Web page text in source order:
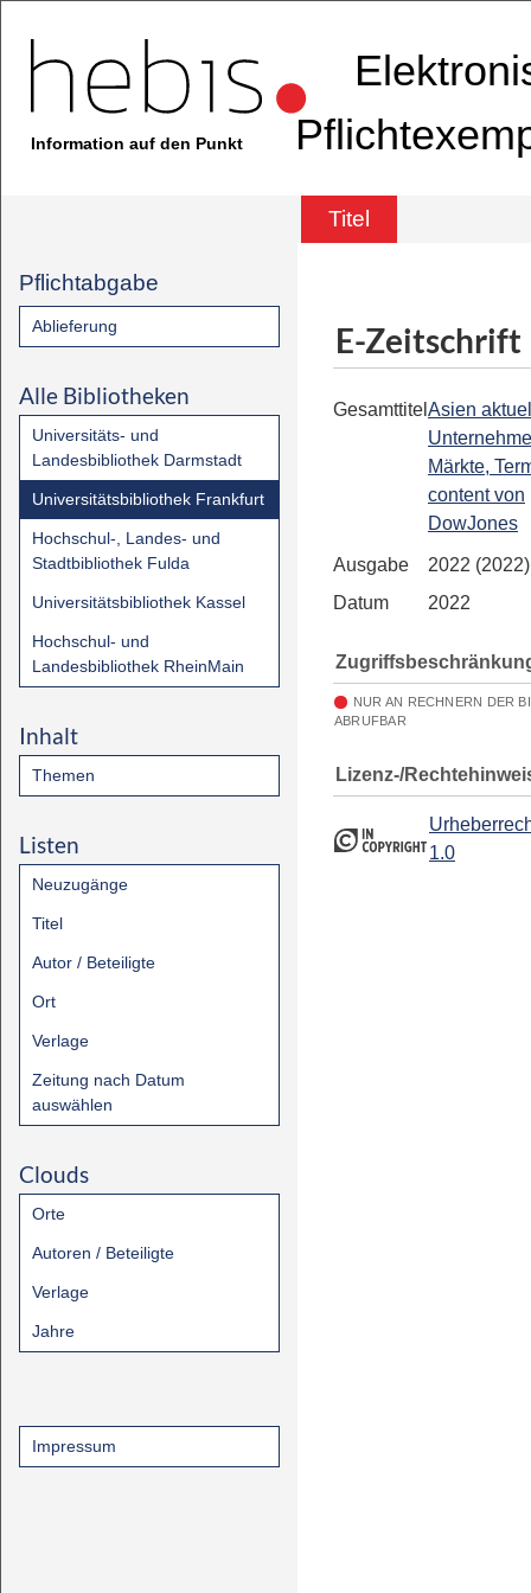
Information auf den Punkt
Titel
Pflichtabgabe
Ablieferung
Alle Bibliotheken
Universitäts- und
Landesbibliothek Darmstadt
Universitätsbibliothek Frankfurt
Hochschul-, Landes- und
Stadtbibliothek Fulda
Universitätsbibliothek Kassel
Hochschul- und
Landesbibliothek RheinMain
Inhalt
Themen
Listen
Neuzugänge
Titel
Autor / Beteiligte
Ort
Verlage
Zeitung nach Datum
auswählen
Clouds
Orte
Autoren / Beteiligte
Verlage
Jahre
Impressum
E-Zeitschrift
Gesamttitel Asien
Märkte,
content von
DowJones
Ausgabe
2022
Datum
2022
NUR AN RECHNERN DER
ABRUFBAR
Lizenz-/
1.0